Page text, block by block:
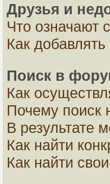
Друзья и
Что означают
Как
Поиск в
Как
Почему поиск
В результате
Как найти
Как найти